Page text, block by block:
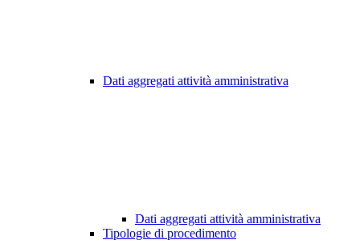
Dati aggregati attività amministrativa
Dati aggregati attività amministrativa
Tipologie di procedimento